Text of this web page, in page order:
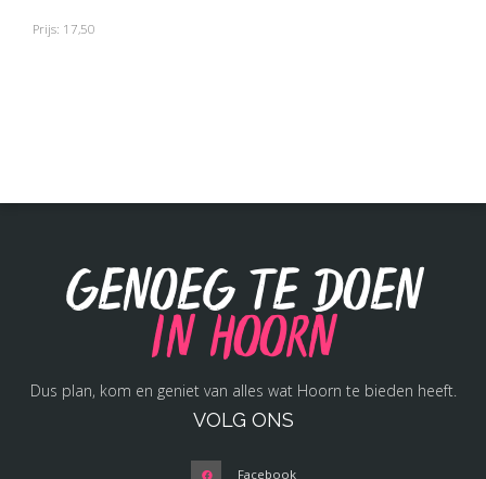
Prijs: 17,50
Genoeg te doen
in Hoorn
Dus plan, kom en geniet van alles wat Hoorn te bieden heeft.
VOLG ONS
Facebook